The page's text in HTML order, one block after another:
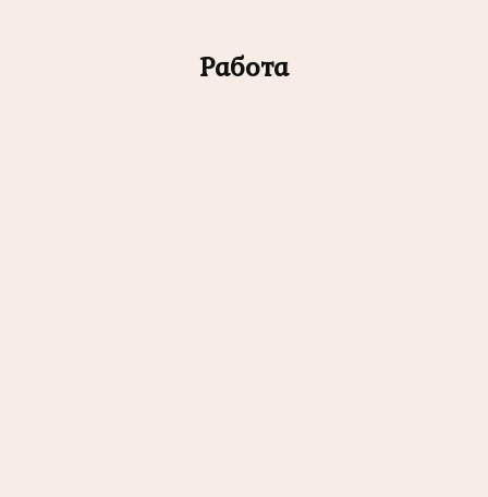
Работа